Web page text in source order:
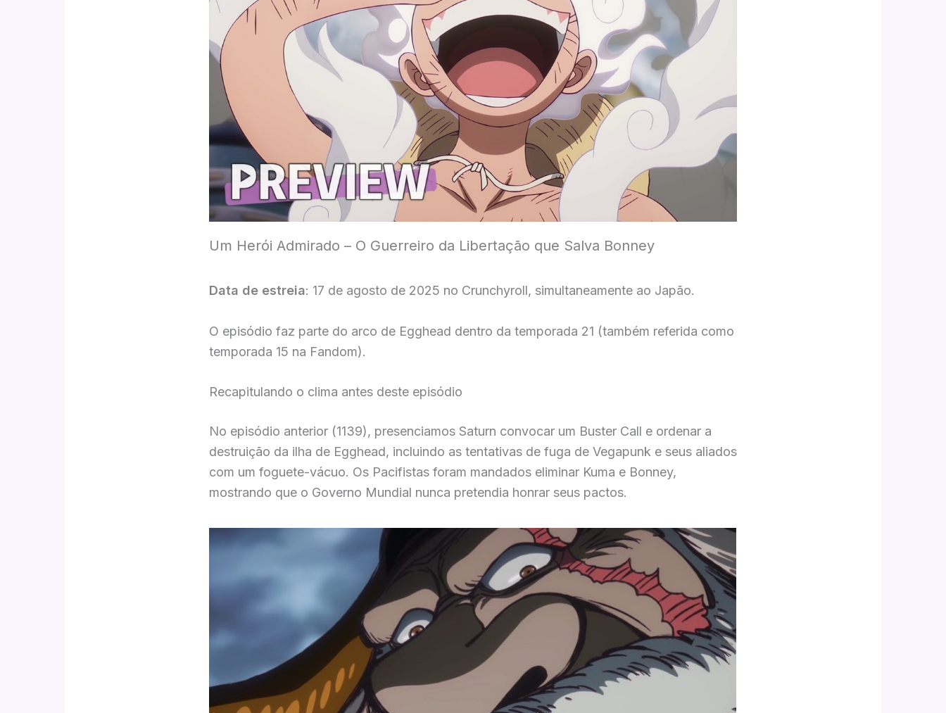
Um Herói Admirado – O Guerreiro da Libertação que Salva Bonney
Data de estreia: 17 de agosto de 2025 no Crunchyroll, simultaneamente ao Japão.
O episódio faz parte do arco de Egghead dentro da temporada 21 (também referida como
temporada 15 na Fandom).
Recapitulando o clima antes deste episódio
No episódio anterior (1139), presenciamos Saturn convocar um Buster Call e ordenar a
destruição da ilha de Egghead, incluindo as tentativas de fuga de Vegapunk e seus aliados
com um foguete-vácuo. Os Pacifistas foram mandados eliminar Kuma e Bonney,
mostrando que o Governo Mundial nunca pretendia honrar seus pactos.